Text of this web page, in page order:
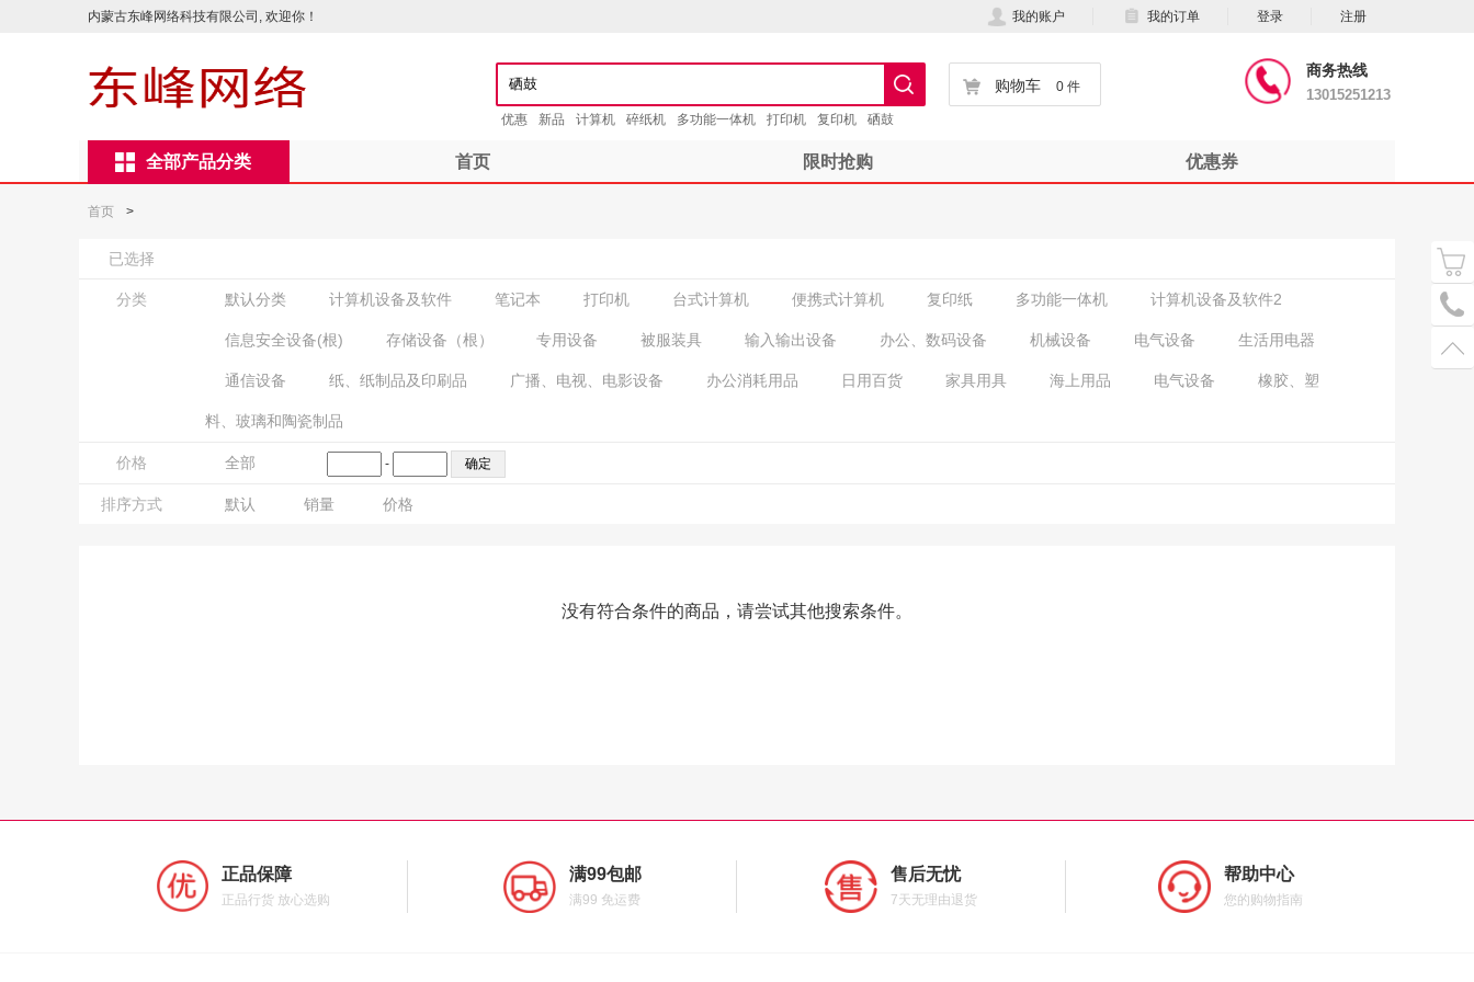
内蒙古东峰网络科技有限公司, 欢迎你！ 我的账户 我的订单 登录 注册
购物车 0 件
优惠 新品 计算机 碎纸机 多功能一体机 打印机 复印机 硒鼓
商务热线
13015251213
全部产品分类 首页 限时抢购 优惠券
首页 >
已选择
分类 默认分类 计算机设备及软件 笔记本 打印机 台式计算机 便携式计算机 复印纸 多功能一体机 计算机设备及软件2
信息安全设备(根) 存储设备（根） 专用设备 被服装具 输入输出设备 办公、数码设备 机械设备 电气设备 生活用电器
通信设备 纸、纸制品及印刷品 广播、电视、电影设备 办公消耗用品 日用百货 家具用具 海上用品 电气设备 橡胶、塑
料、玻璃和陶瓷制品
价格 全部 -
排序方式 默认 销量 价格
没有符合条件的商品，请尝试其他搜索条件。
正品保障
正品行货 放心选购
满99包邮
满99 免运费
售后无忧
7天无理由退货
帮助中心
您的购物指南